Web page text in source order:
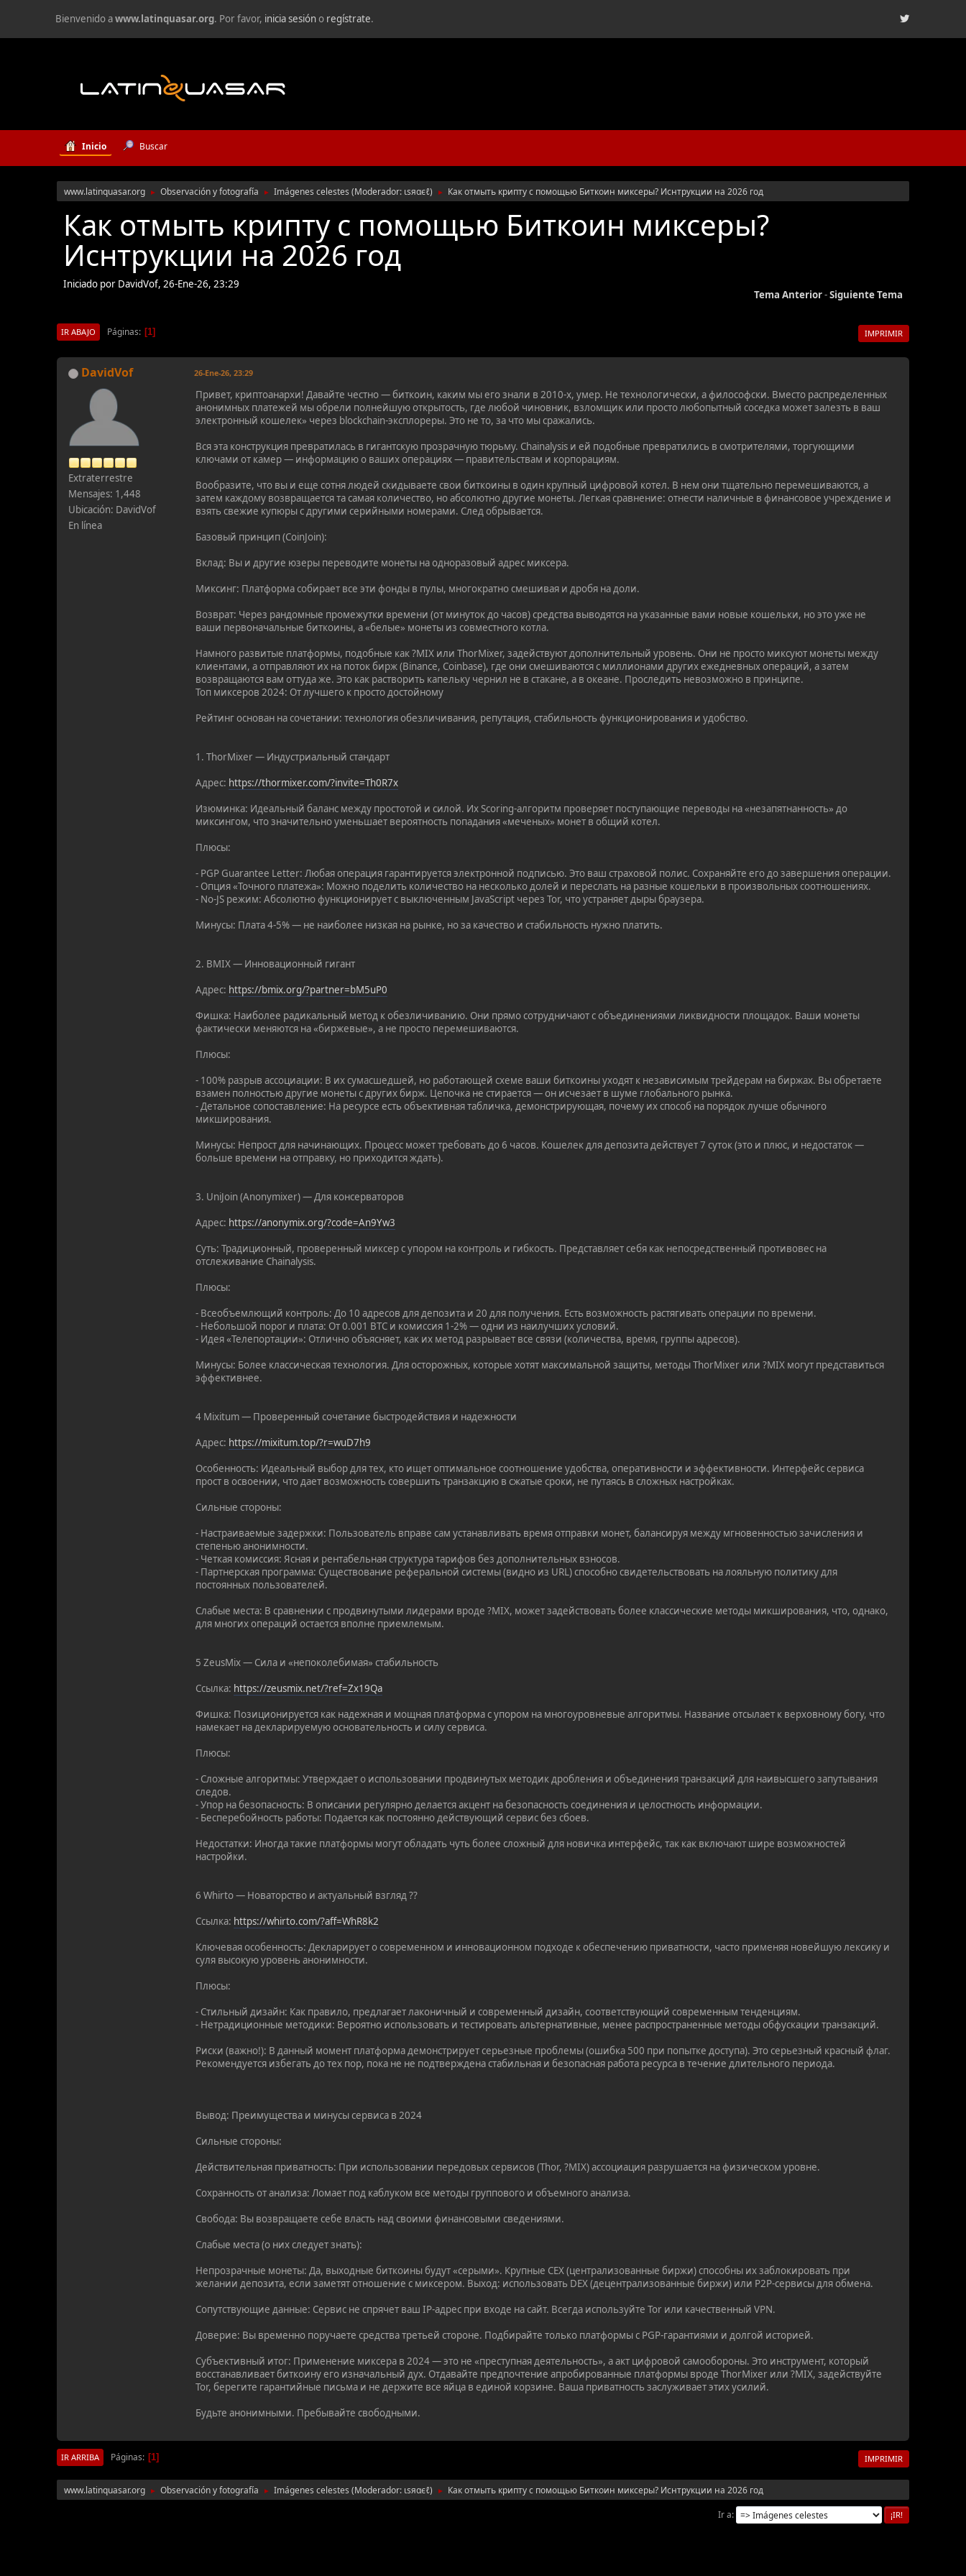
Bienvenido awww.latinquasar.org. Por favor, inicia sesióno regístrate.
Inicio Buscar
www.latinquasar.org ► Observación y fotografía ► Imágenes celestes (Moderador: ιѕяαєℓ) ► Как отмыть крипту с помощью Биткоин миксеры? Иснтрукции на 2026 год
Как отмыть крипту с помощью Биткоин миксеры?
Иснтрукции на 2026 год
Iniciado por DavidVof, 26-Ene-26, 23:29
Tema Anterior-Siguiente Tema
IMPRIMIR
IR ABAJO Páginas 1
DavidVof
Extraterrestre
Mensajes: 1,448
Ubicación: DavidVof
En línea
26-Ene-26, 23:29
Привет, криптоанархи! Давайте честно — биткоин, каким мы его знали в 2010-х, умер. Не технологически, а философски. Вместо распределенных
анонимных платежей мы обрели полнейшую открытость, где любой чиновник, взломщик или просто любопытный соседка может залезть в ваш
электронный кошелек» через blockchain-эксплореры. Это не то, за что мы сражались.
Вся эта конструкция превратилась в гигантскую прозрачную тюрьму. Chainalysis и ей подобные превратились в смотрителями, торгующими
ключами от камер — информацию о ваших операциях — правительствам и корпорациям.
Вообразите, что вы и еще сотня людей скидываете свои биткоины в один крупный цифровой котел. В нем они тщательно перемешиваются, а
затем каждому возвращается та самая количество, но абсолютно другие монеты. Легкая сравнение: отнести наличные в финансовое учреждение и
взять свежие купюры с другими серийными номерами. След обрывается.
Базовый принцип (CoinJoin):
Вклад: Вы и другие юзеры переводите монеты на одноразовый адрес миксера.
Миксинг: Платформа собирает все эти фонды в пулы, многократно смешивая и дробя на доли.
Возврат: Через рандомные промежутки времени (от минуток до часов) средства выводятся на указанные вами новые кошельки, но это уже не
ваши первоначальные биткоины, а «белые» монеты из совместного котла.
Намного развитые платформы, подобные как ?MIX или ThorMixer, задействуют дополнительный уровень. Они не просто миксуют монеты между
клиентами, а отправляют их на поток бирж (Binance, Coinbase), где они смешиваются с миллионами других ежедневных операций, а затем
возвращаются вам оттуда же. Это как растворить капельку чернил не в стакане, а в океане. Проследить невозможно в принципе.
Топ миксеров 2024: От лучшего к просто достойному
Рейтинг основан на сочетании: технология обезличивания, репутация, стабильность функционирования и удобство.
1. ThorMixer — Индустриальный стандарт
Адрес: https://thormixer.com/?invite=Th0R7x
Изюминка: Идеальный баланс между простотой и силой. Их Scoring-алгоритм проверяет поступающие переводы на «незапятнанность» до
миксингом, что значительно уменьшает вероятность попадания «меченых» монет в общий котел.
Плюсы:
- PGP Guarantee Letter: Любая операция гарантируется электронной подписью. Это ваш страховой полис. Сохраняйте его до завершения операции.
- Опция «Точного платежа»: Можно поделить количество на несколько долей и переслать на разные кошельки в произвольных соотношениях.
- No-JS режим: Абсолютно функционирует с выключенным JavaScript через Tor, что устраняет дыры браузера.
Минусы: Плата 4-5% — не наиболее низкая на рынке, но за качество и стабильность нужно платить.
2. BMIX — Инновационный гигант
Адрес: https://bmix.org/?partner=bM5uP0
Фишка: Наиболее радикальный метод к обезличиванию. Они прямо сотрудничают с объединениями ликвидности площадок. Ваши монеты
фактически меняются на «биржевые», а не просто перемешиваются.
Плюсы:
- 100% разрыв ассоциации: В их сумасшедшей, но работающей схеме ваши биткоины уходят к независимым трейдерам на биржах. Вы обретаете
взамен полностью другие монеты с других бирж. Цепочка не стирается — он исчезает в шуме глобального рынка.
- Детальное сопоставление: На ресурсе есть объективная табличка, демонстрирующая, почему их способ на порядок лучше обычного
микширования.
Минусы: Непрост для начинающих. Процесс может требовать до 6 часов. Кошелек для депозита действует 7 суток (это и плюс, и недостаток —
больше времени на отправку, но приходится ждать).
3. UniJoin (Anonymixer) — Для консерваторов
Адрес: https://anonymix.org/?code=An9Yw3
Суть: Традиционный, проверенный миксер с упором на контроль и гибкость. Представляет себя как непосредственный противовес на
отслеживание Chainalysis.
Плюсы:
- Всеобъемлющий контроль: До 10 адресов для депозита и 20 для получения. Есть возможность растягивать операции по времени.
- Небольшой порог и плата: От 0.001 BTC и комиссия 1-2% — одни из наилучших условий.
- Идея «Телепортации»: Отлично объясняет, как их метод разрывает все связи (количества, время, группы адресов).
Минусы: Более классическая технология. Для осторожных, которые хотят максимальной защиты, методы ThorMixer или ?MIX могут представиться
эффективнее.
4 Mixitum — Проверенный сочетание быстродействия и надежности
Адрес: https://mixitum.top/?r=wuD7h9
Особенность: Идеальный выбор для тех, кто ищет оптимальное соотношение удобства, оперативности и эффективности. Интерфейс сервиса
прост в освоении, что дает возможность совершить транзакцию в сжатые сроки, не путаясь в сложных настройках.
Сильные стороны:
- Настраиваемые задержки: Пользователь вправе сам устанавливать время отправки монет, балансируя между мгновенностью зачисления и
степенью анонимности.
- Четкая комиссия: Ясная и рентабельная структура тарифов без дополнительных взносов.
- Партнерская программа: Существование реферальной системы (видно из URL) способно свидетельствовать на лояльную политику для
постоянных пользователей.
Слабые места: В сравнении с продвинутыми лидерами вроде ?MIX, может задействовать более классические методы микширования, что, однако,
для многих операций остается вполне приемлемым.
5 ZeusMix — Сила и «непоколебимая» стабильность
Ссылка: https://zeusmix.net/?ref=Zx19Qa
Фишка: Позиционируется как надежная и мощная платформа с упором на многоуровневые алгоритмы. Название отсылает к верховному богу, что
намекает на декларируемую основательность и силу сервиса.
Плюсы:
- Сложные алгоритмы: Утверждает о использовании продвинутых методик дробления и объединения транзакций для наивысшего запутывания
следов.
- Упор на безопасность: В описании регулярно делается акцент на безопасность соединения и целостность информации.
- Бесперебойность работы: Подается как постоянно действующий сервис без сбоев.
Недостатки: Иногда такие платформы могут обладать чуть более сложный для новичка интерфейс, так как включают шире возможностей
настройки.
6 Whirto — Новаторство и актуальный взгляд ??
Ссылка: https://whirto.com/?aff=WhR8k2
Ключевая особенность: Декларирует о современном и инновационном подходе к обеспечению приватности, часто применяя новейшую лексику и
суля высокую уровень анонимности.
Плюсы:
- Стильный дизайн: Как правило, предлагает лаконичный и современный дизайн, соответствующий современным тенденциям.
- Нетрадиционные методики: Вероятно использовать и тестировать альтернативные, менее распространенные методы обфускации транзакций.
Риски (важно!): В данный момент платформа демонстрирует серьезные проблемы (ошибка 500 при попытке доступа). Это серьезный красный флаг.
Рекомендуется избегать до тех пор, пока не не подтверждена стабильная и безопасная работа ресурса в течение длительного периода.
Вывод: Преимущества и минусы сервиса в 2024
Сильные стороны:
Действительная приватность: При использовании передовых сервисов (Thor, ?MIX) ассоциация разрушается на физическом уровне.
Сохранность от анализа: Ломает под каблуком все методы группового и объемного анализа.
Свобода: Вы возвращаете себе власть над своими финансовыми сведениями.
Слабые места (о них следует знать):
Непрозрачные монеты: Да, выходные биткоины будут «серыми». Крупные CEX (централизованные биржи) способны их заблокировать при
желании депозита, если заметят отношение с миксером. Выход: использовать DEX (децентрализованные биржи) или P2P-сервисы для обмена.
Сопутствующие данные: Сервис не спрячет ваш IP-адрес при входе на сайт. Всегда используйте Tor или качественный VPN.
Доверие: Вы временно поручаете средства третьей стороне. Подбирайте только платформы с PGP-гарантиями и долгой историей.
Субъективный итог: Применение миксера в 2024 — это не «преступная деятельность», а акт цифровой самообороны. Это инструмент, который
восстанавливает биткоину его изначальный дух. Отдавайте предпочтение апробированные платформы вроде ThorMixer или ?MIX, задействуйте
Tor, берегите гарантийные письма и не держите все яйца в единой корзине. Ваша приватность заслуживает этих усилий.
Будьте анонимными. Пребывайте свободными.
IMPRIMIR
IR ARRIBA Páginas 1
www.latinquasar.org ► Observación y fotografía ► Imágenes celestes (Moderador: ιѕяαєℓ) ►
Как отмыть крипту с помощью Биткоин миксеры? Иснтрукции на 2026 год
Ir a